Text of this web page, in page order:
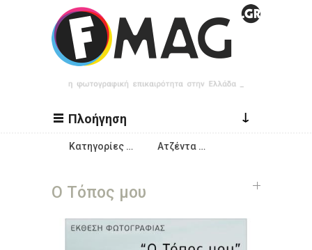
Παράκαμψη προς το κυρίως περιεχόμενο
Πλοήγηση ↓
Κατηγορίες … Ατζέντα …
Ο Τόπος μου